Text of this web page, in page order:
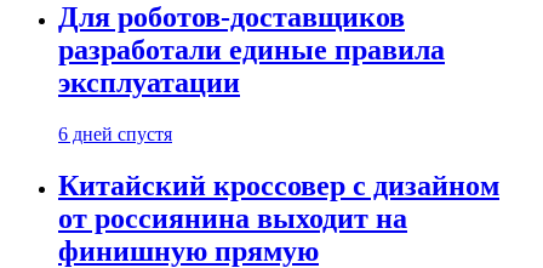
Для роботов-доставщиков
разработали единые правила
эксплуатации
6 дней спустя
Китайский кроссовер с дизайном
от россиянина выходит на
финишную прямую